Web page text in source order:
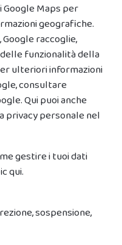
Google Maps per
geografiche.
raccoglie,
funzionalità della
ulteriori informazioni
consultare
. Qui puoi anche
privacy personale nel
gestire i tuoi dati
qui.
sospensione,